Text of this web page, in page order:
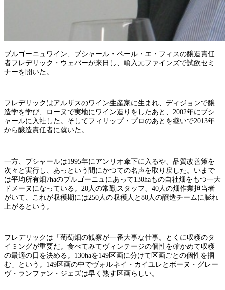
ブルゴーニュワイン、ブシャール・ペール・エ・フィスの醸造責任
者フレデリック・ウェバーが来日し、輸入元ファインズで試飲セミ
ナーを開いた。
フレデリックはアルザスのワイン生産家に生まれ、ディジョンで醸
造学を学び、ローヌで実地にワイン造りをしたあと、2002年にブシ
ャールに入社した。そしてフィリップ・プロのあとを継いで2013年
から醸造責任者に就いた。
一方、ブシャールは1995年にアンリオ傘下に入るや、品質改善策を
次々と実行し、あっという間にかつての名声を取り戻した。いまで
は平均所有畑7haのブルゴーニュにあって130haもの自社畑をもつ一大
ドメーヌになっている。20人の常勤スタッフ、40人の畑作業担当者
がいて、これが収穫期には250人の収穫人と80人の醸造チームに膨れ
上がるという。
フレデリックは「葡萄畑の観察が一番大事な仕事。とくに収穫のタ
イミングが重要だ。食べてみてヴィンテージの個性を確かめて収穫
の最適の日を決める。130haを149区画に分けて区画ごとの個性を掴
む」という。149区画の中でヴォルネイ・カイユレとボーヌ・グレー
ヴ・ランファン・ジェズは早く熟す区画らしい。